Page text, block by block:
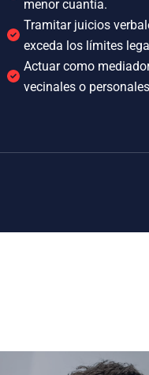
menor cuantía.
Tramitar juicios
exceda los límites
Actuar como
vecinales o